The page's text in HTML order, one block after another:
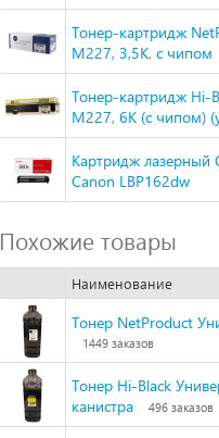
Тонер-картридж
M227, 3,5K, с чипом
Тонер-картридж Hi-
M227, 6K (с чипом)
Картридж лазерный
Canon LBP162dw
Похожие товары
Наименование
Тонер NetProduct
1449 заказов
Тонер Hi-Black
канистра
496 заказов